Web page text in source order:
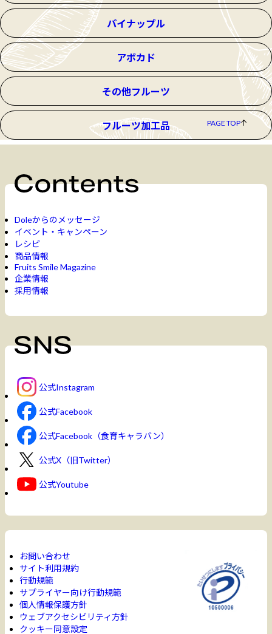
パイナップル
アボカド
その他フルーツ
フルーツ加工品 PAGE TOP
Doleからのメッセージ
イベント・キャンペーン
レシピ
商品情報
Fruits Smile Magazine
企業情報
採用情報
公式Instagram
公式Facebook
公式Facebook（食育キャラバン）
公式X（旧Twitter）
公式Youtube
お問い合わせ
サイト利用規約
行動規範
サプライヤー向け行動規範
個人情報保護方針
ウェブアクセシビリティ方針
クッキー同意設定